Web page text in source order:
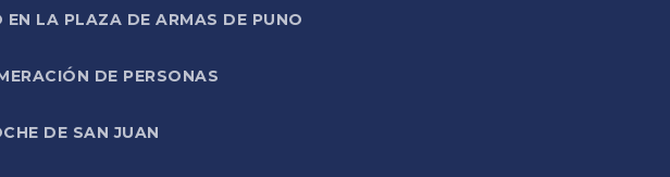
LA PLAZA DE ARMAS DE PUNO
DE PERSONAS
DE SAN JUAN